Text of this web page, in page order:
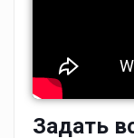
Задать